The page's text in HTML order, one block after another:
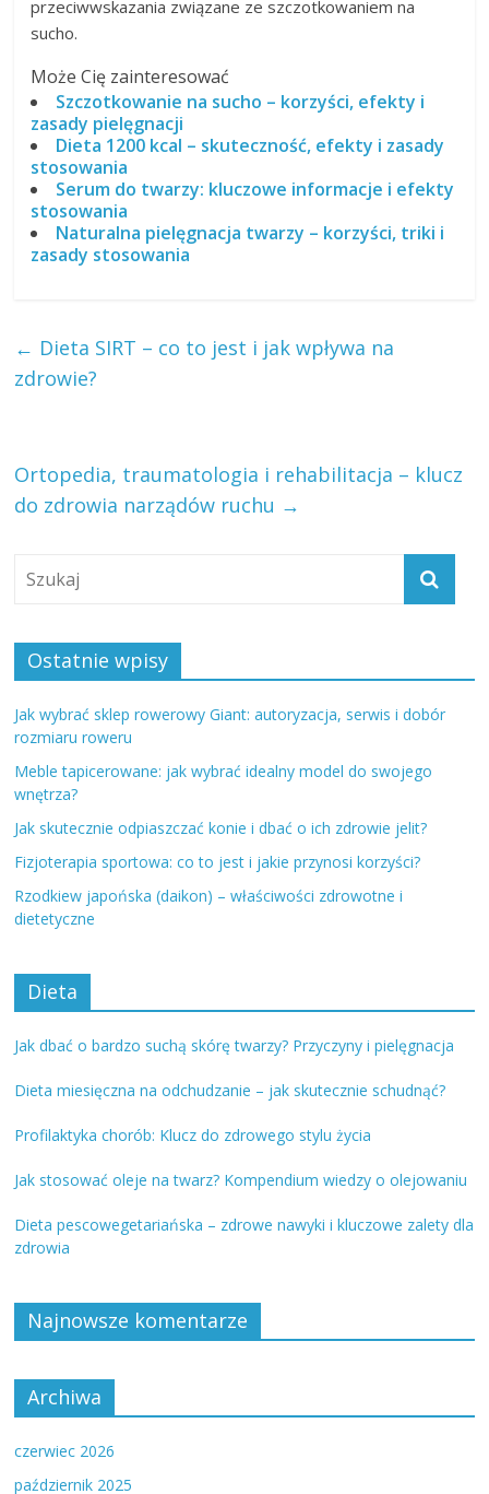
przeciwwskazania związane ze szczotkowaniem na
sucho.
Może Cię zainteresować
Szczotkowanie na sucho – korzyści, efekty i
zasady pielęgnacji
Dieta 1200 kcal – skuteczność, efekty i zasady
stosowania
Serum do twarzy: kluczowe informacje i efekty
stosowania
Naturalna pielęgnacja twarzy – korzyści, triki i
zasady stosowania
← Dieta SIRT – co to jest i jak wpływa na
zdrowie?
Ortopedia, traumatologia i rehabilitacja – klucz
do zdrowia narządów ruchu →
Ostatnie wpisy
Jak wybrać sklep rowerowy Giant: autoryzacja, serwis i dobór
rozmiaru roweru
Meble tapicerowane: jak wybrać idealny model do swojego
wnętrza?
Jak skutecznie odpiaszczać konie i dbać o ich zdrowie jelit?
Fizjoterapia sportowa: co to jest i jakie przynosi korzyści?
Rzodkiew japońska (daikon) – właściwości zdrowotne i
dietetyczne
Dieta
Jak dbać o bardzo suchą skórę twarzy? Przyczyny i pielęgnacja
Dieta miesięczna na odchudzanie – jak skutecznie schudnąć?
Profilaktyka chorób: Klucz do zdrowego stylu życia
Jak stosować oleje na twarz? Kompendium wiedzy o olejowaniu
Dieta pescowegetariańska – zdrowe nawyki i kluczowe zalety dla
zdrowia
Najnowsze komentarze
Archiwa
czerwiec 2026
październik 2025